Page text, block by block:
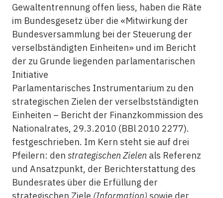
Gewaltentrennung offen liess, haben die Räte
im Bundesgesetz über die «Mitwirkung der
Bundesversammlung bei der Steuerung der
verselbständigten Einheiten» und im Bericht
der zu Grunde liegenden parlamentarischen
Initiative
Parlamentarisches Instrumentarium zu den
strategischen Zielen der verselbstständigten
Einheiten – Bericht der Finanzkommission des
Nationalrates, 29.3.2010 (BBl 2010 2277).
festgeschrieben. Im Kern steht sie auf drei
Pfeilern: den strategischen Zielen als Referenz
und Ansatzpunkt, der Berichterstattung des
Bundesrates über die Erfüllung der